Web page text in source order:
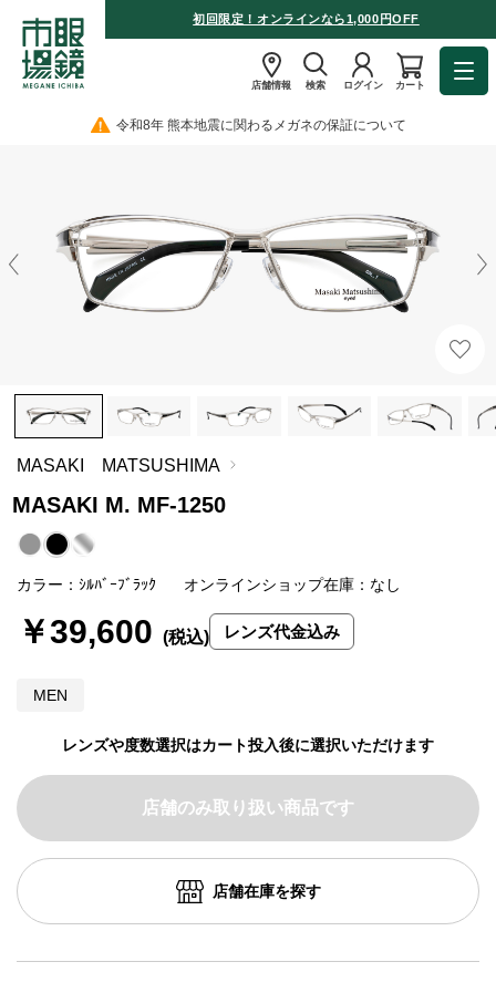
初回限定！オンラインなら1,000円OFF
店舗情報 検索 ログイン カート
令和8年 熊本地震に関わるメガネの保証について
MASAKI MATSUSHIMA
MASAKI M. MF-1250
MEN
カラー：ｼﾙﾊﾞｰﾌﾞﾗｯｸ オンラインショップ在庫：なし
レンズや度数選択はカート投入後に選択いただけます
￥39,600 レンズ代金込み
店舗のみ取り扱い商品です
店舗在庫を探す